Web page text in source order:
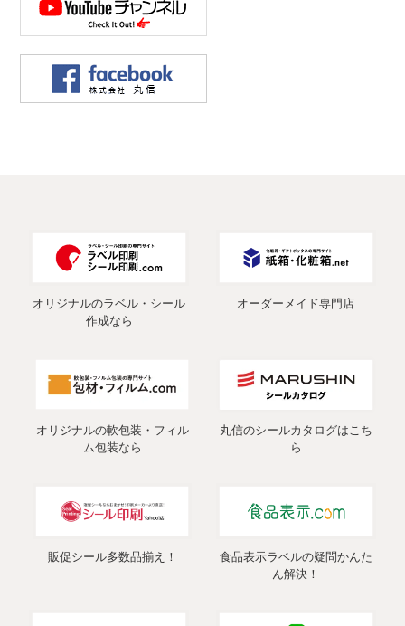
オリジナルのラベル・シール
作成なら
オーダーメイド専門店
オリジナルの軟包装・フィル
ム包装なら
丸信のシールカタログはこち
ら
販促シール多数品揃え！
食品表示ラベルの疑問かんた
ん解決！